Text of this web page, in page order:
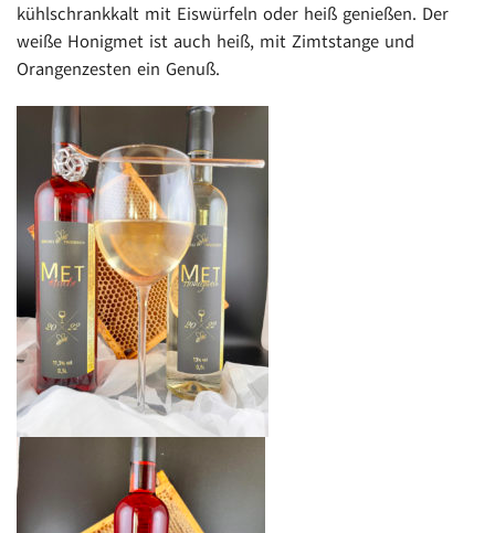
kühlschrankkalt mit Eiswürfeln oder heiß genießen. Der
weiße Honigmet ist auch heiß, mit Zimtstange und
Orangenzesten ein Genuß.